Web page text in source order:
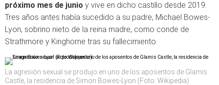
próximo mes de junio y vive en dicho castillo desde 2019.
Tres años antes había sucedido a su padre, Michael Bowes-
Lyon, sobrino nieto de la reina madre, como conde de
Strathmore y Kinghorne tras su fallecimiento.
La agresión sexual se produjo en uno de los aposentos de Glamis
Castle, la residencia de Simon Bowes-Lyon (Foto: Wikipedia)